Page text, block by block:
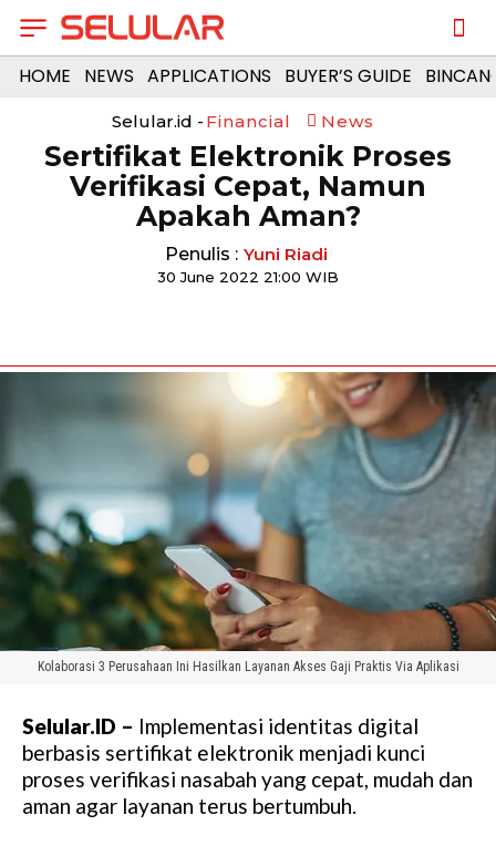
HOME NEWS APPLICATIONS BUYER’S GUIDE
Selular.id - Financial News
Sertifikat Elektronik Proses
Verifikasi Cepat, Namun
Apakah Aman?
Penulis : Yuni Riadi
30 June 2022 21:00 WIB
Kolaborasi 3 Perusahaan Ini Hasilkan Layanan Akses Gaji Praktis Via Aplikasi
Selular.ID – Implementasi identitas digital
berbasis sertifikat elektronik menjadi kunci
proses verifikasi nasabah yang cepat, mudah dan
aman agar layanan terus bertumbuh.